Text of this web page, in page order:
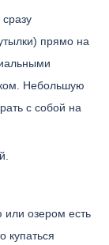
прямо на
Небольшую
с собой на
или озером есть
купаться